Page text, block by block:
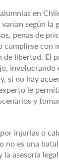
en
según la
penas de
cumplirse con
de libertad. El
involucrando
si no hay
le
y
injurias o
no es una
asesoría